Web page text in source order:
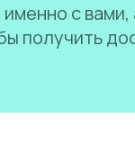
с вами,
получить